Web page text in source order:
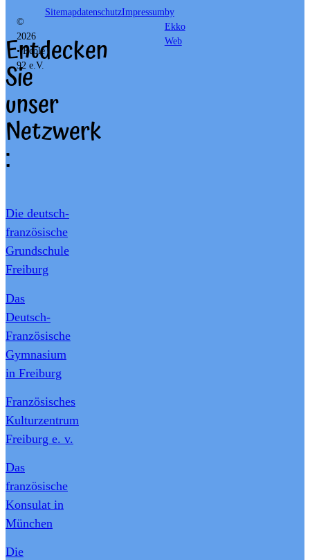
Entdecken
Sie
unser
Netzwerk
:
Die deutsch-
französische
Grundschule
Freiburg
Das
Deutsch-
Französische
Gymnasium
in Freiburg
Französisches
Kulturzentrum
Freiburg e. v.
Das
französische
Konsulat in
München
Die
©
2026
• École
92 e.V.
SitemapdatenschutzImpressumby
Ekko
Web